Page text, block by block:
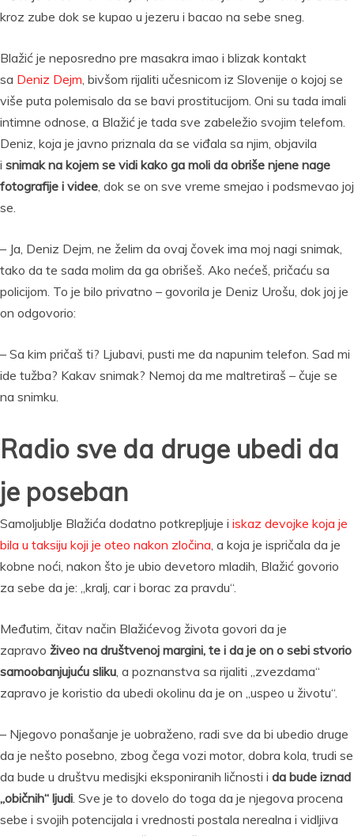
kroz zube dok se kupao u jezeru i bacao na sebe sneg.
Blažić je neposredno pre masakra imao i blizak kontakt
sa Deniz Dejm, bivšom rijaliti učesnicom iz Slovenije o kojoj se
više puta polemisalo da se bavi prostitucijom. Oni su tada imali
intimne odnose, a Blažić je tada sve zabeležio svojim telefom.
Deniz, koja je javno priznala da se viđala sa njim, objavila
i snimak na kojem se vidi kako ga moli da obriše njene nage
fotografije i videe, dok se on sve vreme smejao i podsmevao joj
se.
– Ja, Deniz Dejm, ne želim da ovaj čovek ima moj nagi snimak,
tako da te sada molim da ga obrišeš. Ako nećeš, pričaću sa
policijom. To je bilo privatno – govorila je Deniz Urošu, dok joj je
on odgovorio:
– Sa kim pričaš ti? Ljubavi, pusti me da napunim telefon. Sad mi
ide tužba? Kakav snimak? Nemoj da me maltretiraš – čuje se
na snimku.
Radio sve da druge ubedi da
je poseban
Samoljublje Blažića dodatno potkrepljuje i iskaz devojke koja je
bila u taksiju koji je oteo nakon zločina, a koja je ispričala da je
kobne noći, nakon što je ubio devetoro mladih, Blažić govorio
za sebe da je: „kralj, car i borac za pravdu“.
Međutim, čitav način Blažićevog života govori da je
zapravo živeo na društvenoj margini, te i da je on o sebi stvorio
samoobanjujuću sliku, a poznanstva sa rijaliti „zvezdama“
zapravo je koristio da ubedi okolinu da je on „uspeo u životu“.
– Njegovo ponašanje je uobraženo, radi sve da bi ubedio druge
da je nešto posebno, zbog čega vozi motor, dobra kola, trudi se
da bude u društvu medisjki eksponiranih ličnosti i da bude iznad
„običnih“ ljudi. Sve je to dovelo do toga da je njegova procena
sebe i svojih potencijala i vrednosti postala nerealna i vidljiva